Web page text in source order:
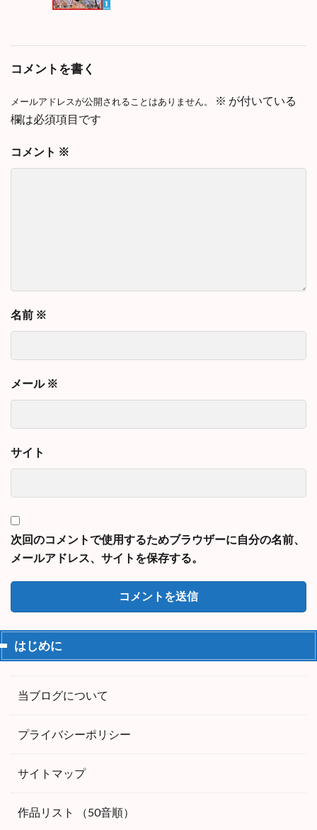
コメントを書く
メールアドレスが公開されることはありません。 ※ が付いている
欄は必須項目です
コメント ※
名前 ※
メール ※
サイト
次回のコメントで使用するためブラウザーに自分の名前、
メールアドレス、サイトを保存する。
はじめに
当ブログについて
プライバシーポリシー
サイトマップ
作品リスト （50音順）